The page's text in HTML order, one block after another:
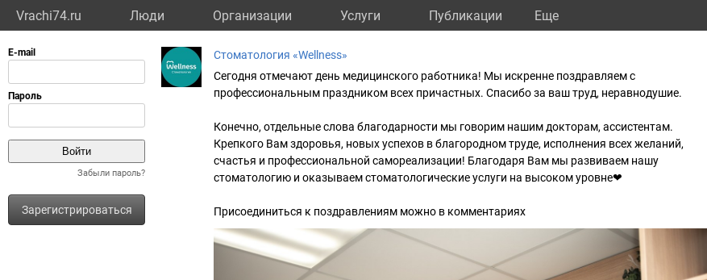
Vrachi74.ru Люди Организации Услуги Публикации Eще
Забыли пароль?
Зарегистрироваться
Стоматология «Wellness»
Сегодня отмечают день медицинского работника! Мы искренне поздравляем с
профессиональным праздником всех причастных. Спасибо за ваш труд, неравнодушие.
Конечно, отдельные слова благодарности мы говорим нашим докторам, ассистентам.
Крепкого Вам здоровья, новых успехов в благородном труде, исполнения всех желаний,
счастья и профессиональной самореализации! Благодаря Вам мы развиваем нашу
стоматологию и оказываем стоматологические услуги на высоком уровне❤
Присоединиться к поздравлениям можно в комментариях